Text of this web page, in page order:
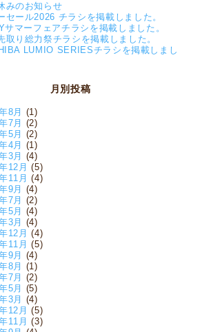
みのお知らせ
セール2026 チラシを掲載しました。
サマーフェアチラシを掲載しました。
取り総力祭チラシを掲載しました。
LUMIO SERIESチラシを掲載しまし
月別投稿
8月
(1)
7月
(2)
5月
(2)
4月
(1)
3月
(4)
12月 (5)
11月 (4)
9月
(4)
7月
(2)
5月
(4)
3月
(4)
12月 (4)
11月 (5)
9月
(4)
8月
(1)
7月
(2)
5月
(5)
3月
(4)
12月 (5)
11月 (3)